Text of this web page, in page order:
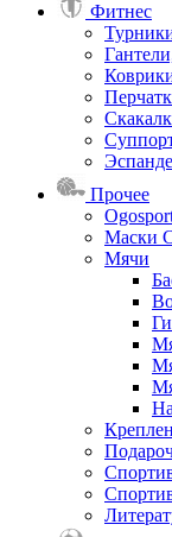
Фитнес
Прочее
Маски
Мячи